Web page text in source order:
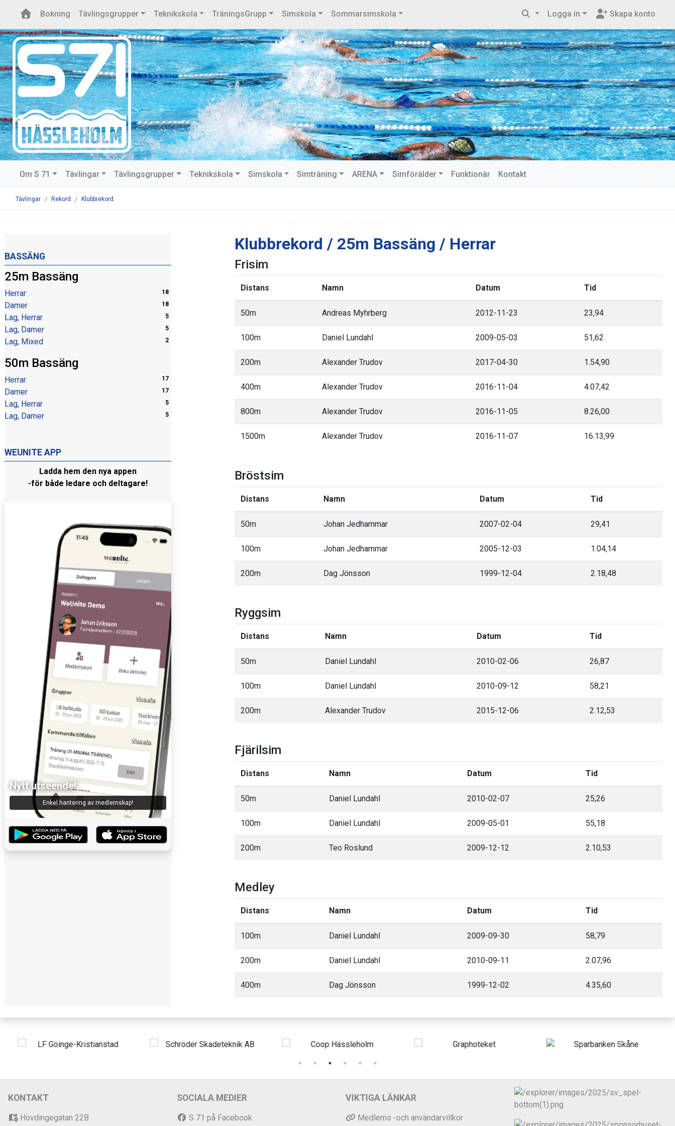
Bokning Tävlingsgrupper Teknikskola TräningsGrupp Simskola Sommarsimskola Logga in Skapa konto
Om S 71 Tävlingar Tävlingsgrupper Teknikskola Simskola Simträning ARENA Simförälder Funktionär Kontakt
Tävlingar Rekord Klubbrekord
BASSÄNG
25m Bassäng
Herrar 18
Damer 18
Lag, Herrar 5
Lag, Damer 5
Lag, Mixed 2
50m Bassäng
Herrar 17
Damer 17
Lag, Herrar 5
Lag, Damer 5
WEUNITE APP
Ladda hem den nya appen
-för både ledare och deltagare!
Nytt utseende!
Enkel hantering av medlemskap!
Klubbrekord / 25m Bassäng / Herrar
Frisim
Distans Namn Datum Tid
50m Andreas Myhrberg 2012-11-23 23,94
100m Daniel Lundahl 2009-05-03 51,62
200m Alexander Trudov 2017-04-30 1.54,90
400m Alexander Trudov 2016-11-04 4.07,42
800m Alexander Trudov 2016-11-05 8.26,00
1500m Alexander Trudov 2016-11-07 16.13,99
Bröstsim
Distans Namn Datum Tid
50m Johan Jedhammar 2007-02-04 29,41
100m Johan Jedhammar 2005-12-03 1.04,14
200m Dag Jönsson 1999-12-04 2.18,48
Ryggsim
Distans Namn Datum Tid
50m Daniel Lundahl 2010-02-06 26,87
100m Daniel Lundahl 2010-09-12 58,21
200m Alexander Trudov 2015-12-06 2.12,53
Fjärilsim
Distans Namn Datum Tid
50m Daniel Lundahl 2010-02-07 25,26
100m Daniel Lundahl 2009-05-01 55,18
200m Teo Roslund 2009-12-12 2.10,53
Medley
Distans Namn Datum Tid
100m Daniel Lundahl 2009-09-30 58,79
200m Daniel Lundahl 2010-09-11 2.07,96
400m Dag Jönsson 1999-12-02 4.35,60
KONTAKT
Hövdingegatan 22B
SOCIALA MEDIER
S 71 på Facebook
VIKTIGA LÄNKAR
Medlems -och användarvillkor